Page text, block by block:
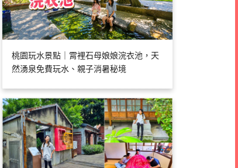
桃園玩水景點｜霄裡石母娘娘浣衣池，天
然湧泉免費玩水、親子消暑秘境